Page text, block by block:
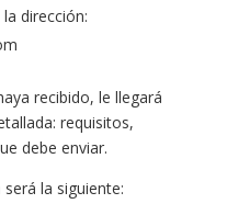
dirección:
recibido, le llegará
requisitos,
debe enviar.
la siguiente: